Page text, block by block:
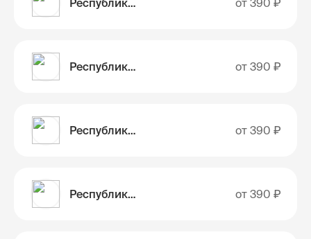
Республика Башкортостан от 390 ₽
Республика Бурятия от 390 ₽
Республика Дагестан от 390 ₽
Республика Ингушетия от 390 ₽